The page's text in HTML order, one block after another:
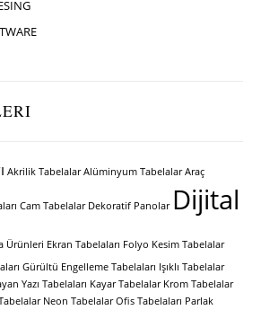
Akrilik Tabelalar Alüminyum Tabelalar Araç
Cam Tabelalar Dekoratif Panolar Dijital
Ürünleri Ekran Tabelaları Folyo Kesim Tabelalar
Gürültü Engelleme Tabelaları Işıklı Tabelalar
Yazı Tabelaları Kayar Tabelalar Krom Tabelalar
Neon Tabelalar Ofis Tabelaları Parlak